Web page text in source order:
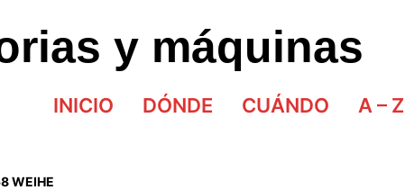
y máquinas
INICIO DÓNDE CUÁNDO A – Z
WEIHE